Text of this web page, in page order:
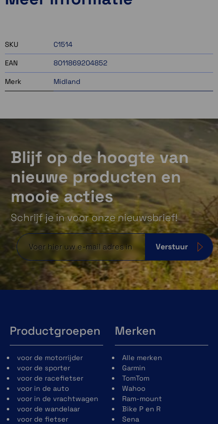
1 op voorraad
SKU C1514
EAN 8011869204852
Merk Midland
Blijf op de hoogte van
nieuwe producten en
mooie acties
Schrijf je in voor onze nieuwsbrief!
Verstuur
Productgroepen
voor de motorrijder
voor de sporter
voor de racefietser
voor in de auto
voor in de vrachtwagen
voor de wandelaar
voor de fietser
Merken
Alle merken
Garmin
TomTom
Wahoo
Ram-mount
Bike P en R
Sena